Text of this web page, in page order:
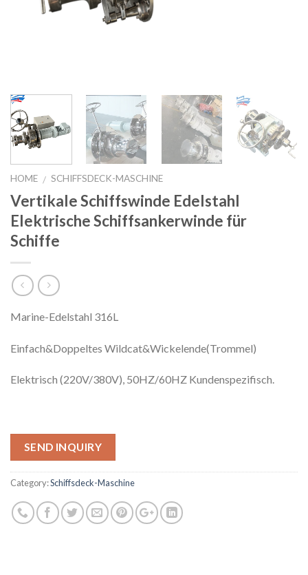
HOME / SCHIFFSDECK-MASCHINE
Vertikale Schiffswinde Edelstahl
Elektrische Schiffsankerwinde für
Schiffe
Marine-Edelstahl 316L
Einfach&Doppeltes Wildcat&Wickelende(Trommel)
Elektrisch (220V/380V), 50HZ/60HZ Kundenspezifisch.
SEND INQUIRY
Category:Schiffsdeck-Maschine